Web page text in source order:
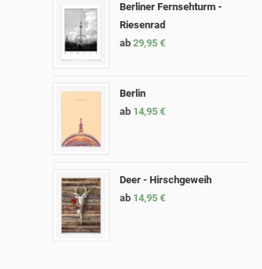
Berliner Fernsehturm -
Riesenrad
ab29,95€
Berlin
ab 14,95€
Deer - Hirschgeweih
ab 14,95€